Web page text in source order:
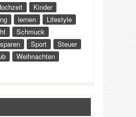
Kinder
lernen
Lifestyle
Schmuck
sparen Sport
Steuer
Weihnachten